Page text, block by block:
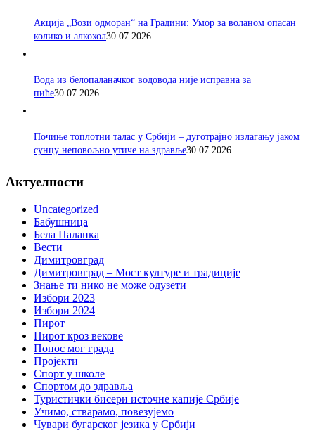
Акција „Вози одморан“ на Градини: Умор за воланом опасан
колико и алкохол30.07.2026
Вода из белопаланачког водовода није исправна за
пиће30.07.2026
Почиње топлотни талас у Србији – дуготрајно излагању јаком
сунцу неповољно утиче на здравље30.07.2026
Актуелности
Uncategorized
Бабушница
Бела Паланка
Вести
Димитровград
Димитровград – Мост културе и традиције
Знање ти нико не може одузети
Избори 2023
Избори 2024
Пирот
Пирот кроз векове
Понос мог града
Пројекти
Спорт у школе
Спортом до здравља
Туристички бисери источне капије Србије
Учимо, стварамо, повезујемо
Чувари бугарског језика у Србији